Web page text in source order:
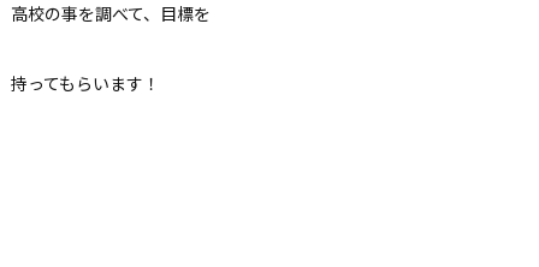
高校の事を調べて、目標を
持ってもらいます！